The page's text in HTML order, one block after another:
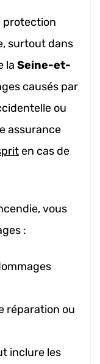
protection
surtout dans
la Seine-et-
causés par
ou
assurance
en cas de
vous
:
réparation ou
inclure les